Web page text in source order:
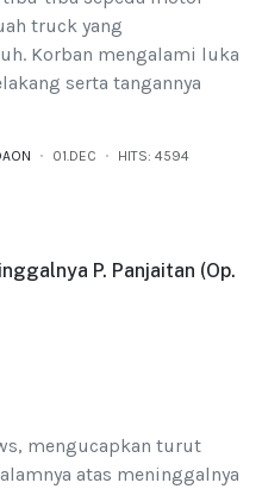
truck yang
Korban mengalami luka
serta tangannya
01.DEC HITS: 4594
P. Panjaitan (Op.
mengucapkan turut
atas meninggalnya